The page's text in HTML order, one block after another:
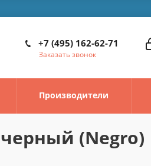
+7 (495) 162-62-71
Заказать звонок
Производители
(Negro)